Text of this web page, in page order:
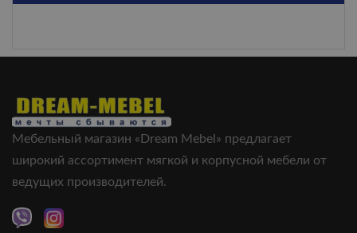
Мебельный магазин «Dream Mebel» предлагает
широкий ассортимент мягкой и корпусной мебели от
ведущих производителей.